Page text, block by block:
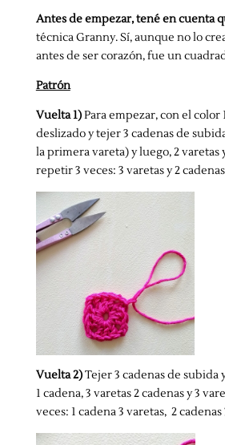
Antes de empezar, tené en cuenta
técnica Granny. Sí, aunque no lo
antes de ser corazón, fue un
Patrón
Vuelta 1)Para empezar, con el color
deslizado y tejer 3 cadenas de
la primera vareta) y luego, 2 varetas
repetir 3 veces: 3 varetas y 2
Vuelta 2)Tejer 3 cadenas de subida
1 cadena, 3 varetas 2 cadenas y 3
veces: 1 cadena 3 varetas, 2